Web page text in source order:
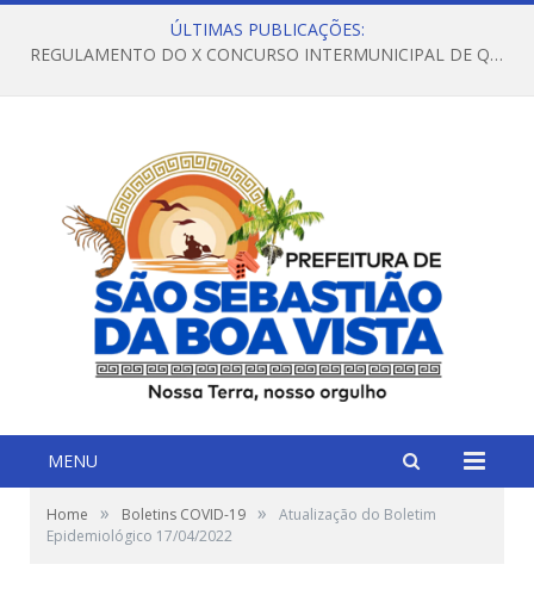
ÚLTIMAS PUBLICAÇÕES:
REGULAMENTO DO X CONCURSO INTERMUNICIPAL DE QUADRILHAS JUNINAS – 2026 – ARRAIÁ DA VENEZA
MENU
Home » Boletins COVID-19 »
Atualização do Boletim
Epidemiológico 17/04/2022